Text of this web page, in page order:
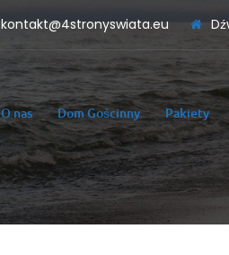
kontakt@4stronyswiata.eu
O nas Dom Gościnny Pakiety